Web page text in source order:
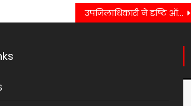
उपजिलाधिकारी ने दृष्टि ऑप्टिकन्स का फीता काटकर शुभारंभ किया……